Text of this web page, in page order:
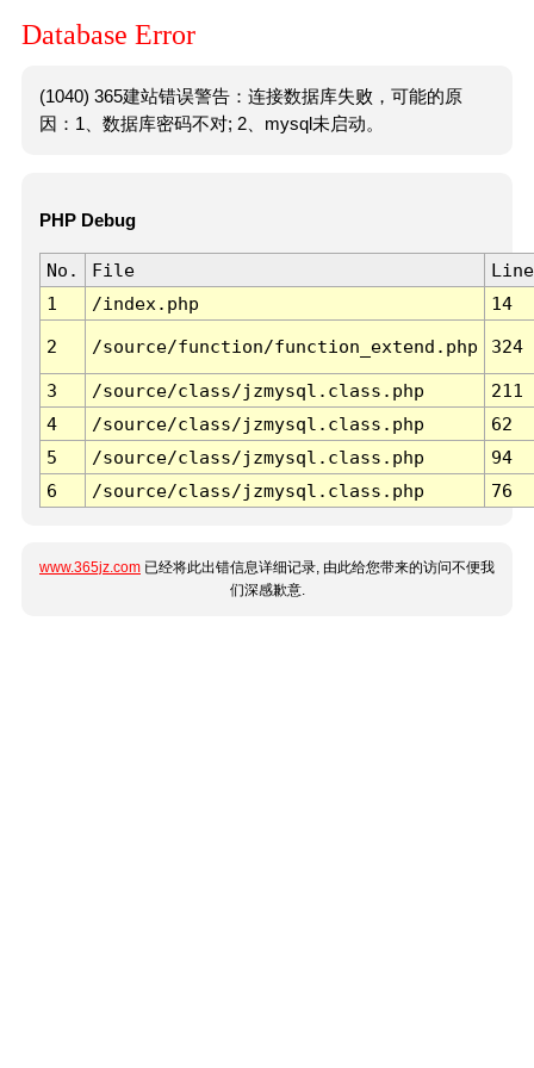
Database Error
(1040) 365建站错误警告：连接数据库失败，可能的原
因：1、数据库密码不对; 2、mysql未启动。
PHP Debug
No. File
Line
1
/index.php 14
2 /source/function/function_extend.php 324
3 /source/class/jzmysql.class.php
211
4
/source/class/jzmysql.class.php
62
5
/source/class/jzmysql.class.php
94
6
/source/class/jzmysql.class.php 76
www.365jz.com 已经将此出错信息详细记录, 由此给您带来的访问不便我
们深感歉意.